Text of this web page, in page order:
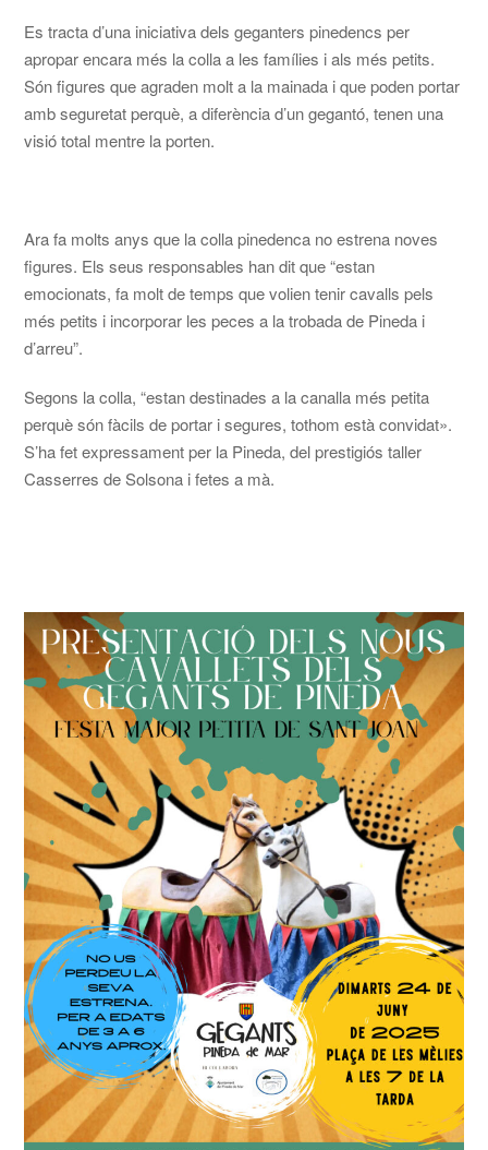
Es tracta d’una iniciativa dels geganters pinedencs per
apropar encara més la colla a les famílies i als més petits.
Són figures que agraden molt a la mainada i que poden portar
amb seguretat perquè, a diferència d’un gegantó, tenen una
visió total mentre la porten.
Ara fa molts anys que la colla pinedenca no estrena noves
figures. Els seus responsables han dit que “estan
emocionats, fa molt de temps que volien tenir cavalls pels
més petits i incorporar les peces a la trobada de Pineda i
d’arreu”.
Segons la colla, “estan destinades a la canalla més petita
perquè són fàcils de portar i segures, tothom està convidat».
S’ha fet expressament per la Pineda, del prestigiós taller
Casserres de Solsona i fetes a mà.